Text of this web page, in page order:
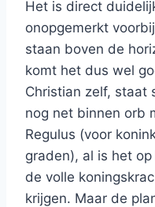
Het is direct
onopgemerkt
staan boven de
komt het dus wel
Christian zelf, staat
nog net binnen orb
Regulus (voor
graden), al is het
de volle
krijgen. Maar de